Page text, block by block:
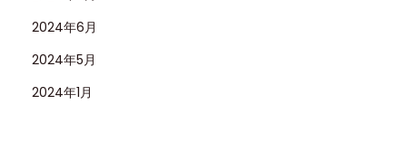
2024年6月
2024年5月
2024年1月